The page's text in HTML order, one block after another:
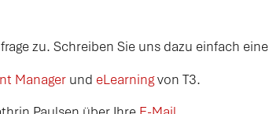
zu. Schreiben Sie uns dazu einfach eine
Manager und eLearningvon T3.